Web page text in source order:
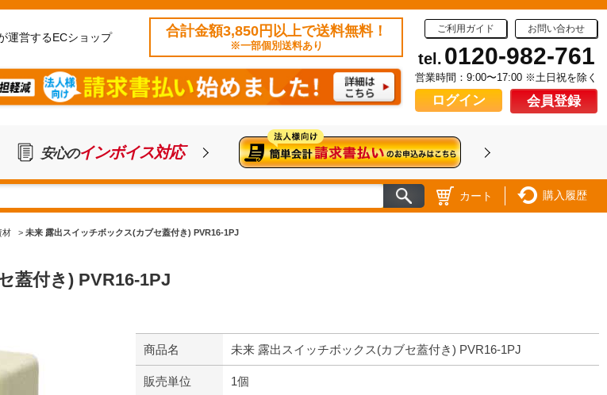
運営するECショップ 合計金額3,850円以上で送料無料！
※一部個別送料あり
ご利用ガイド お問い合わせ
tel. 0120-982-761
営業時間：9:00〜17:00 ※土日祝を除く
ログイン 会員登録
安心のインボイス対応
カート 購入履歴
材 > 未来 露出スイッチボックス(カブセ蓋付き) PVR16-1PJ
蓋付き) PVR16-1PJ
商品名 未来 露出スイッチボックス(カブセ蓋付き) PVR16-1PJ
販売単位 1個